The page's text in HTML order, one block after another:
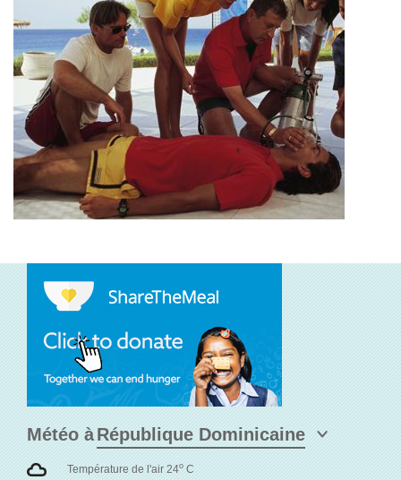
Météo à
Température de l'air 24o C